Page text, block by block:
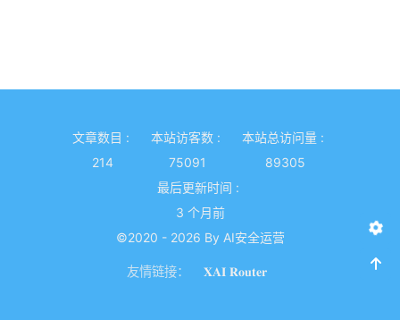
文章数目 :
214
本站访客数 :
75091
本站总访问量 :
89305
最后更新时间 :
3 个月前
©2020 - 2026 By AI安全运营
友情链接： 𝐗𝐀𝐈 𝐑𝐨𝐮𝐭𝐞𝐫